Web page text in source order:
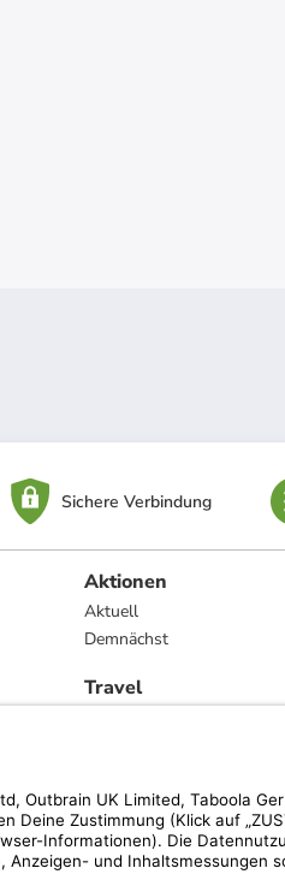
Sichere Verbindung
Aktionen
Aktuell
Demnächst
Travel